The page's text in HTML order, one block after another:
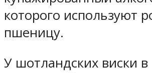
которого используют
пшеницу.
У шотландских виски